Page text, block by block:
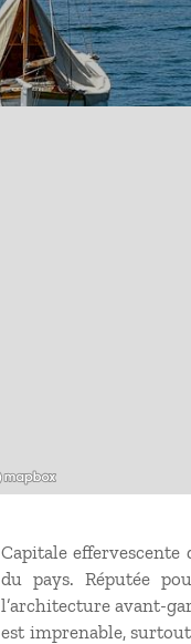
Capitale
du pays. Réputée
l’architecture avant-
est imprenable,